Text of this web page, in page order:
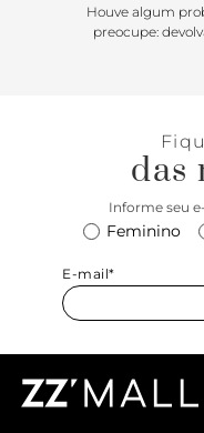
Houve algum
preocupe:
das
Informe seu
Feminino
E-mail*